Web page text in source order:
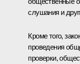
слушания и
Кроме того,
проведения
проверки,